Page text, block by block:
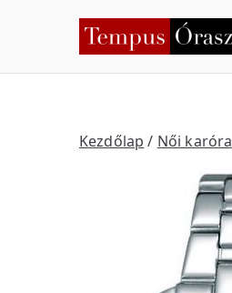
Kezdőlap / Női karóra